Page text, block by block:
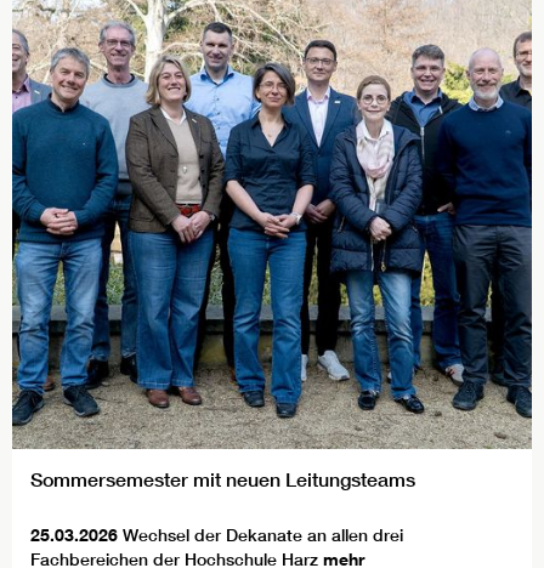
Sommersemester mit neuen Leitungsteams
25.03.2026 Wechsel der Dekanate an allen drei
Fachbereichen der Hochschule Harz mehr